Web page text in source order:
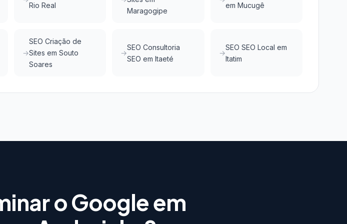
Rio Real
Maragogipe
em Mucugê
SEO Criação de
Sites em Souto
Soares
SEO Consultoria
SEO em Itaeté
SEO SEO Local em
Itatim
o Google em